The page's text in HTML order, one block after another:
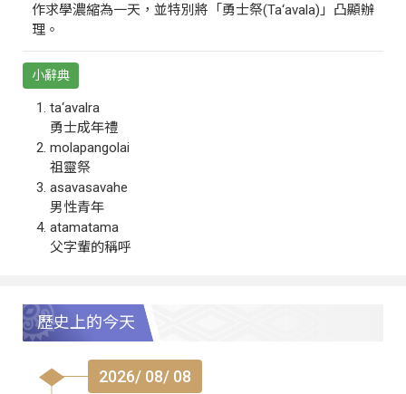
作求學濃縮為一天，並特別將「勇士祭(Ta‘avala)」凸顯辦
理。
小辭典
ta‘avalra
勇士成年禮
molapangolai
祖靈祭
asavasavahe
男性青年
atamatama
父字輩的稱呼
歷史上的今天
2026/ 08/ 08